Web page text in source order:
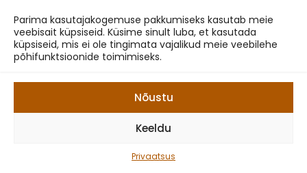
Parima kasutajakogemuse pakkumiseks kasutab meie
veebisait küpsiseid. Küsime sinult luba, et kasutada
küpsiseid, mis ei ole tingimata vajalikud meie veebilehe
põhifunktsioonide toimimiseks.
Nõustu
Keeldu
Privaatsus